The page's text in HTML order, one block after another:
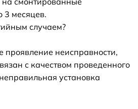
месяцев.
случаем?
проявление неисправности,
с качеством проведенного
установка